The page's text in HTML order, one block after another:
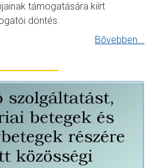
támogatására kiírt
döntés.
Bővebben...